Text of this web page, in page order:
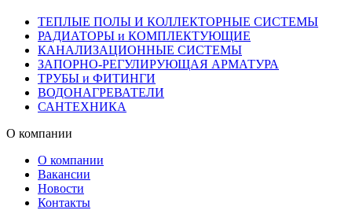
ТЕПЛЫЕ ПОЛЫ И КОЛЛЕКТОРНЫЕ СИСТЕМЫ
РАДИАТОРЫ и КОМПЛЕКТУЮЩИЕ
КАНАЛИЗАЦИОННЫЕ СИСТЕМЫ
ЗАПОРНО-РЕГУЛИРУЮЩАЯ АРМАТУРА
ТРУБЫ и ФИТИНГИ
ВОДОНАГРЕВАТЕЛИ
САНТЕХНИКА
О компании
О компании
Вакансии
Новости
Контакты